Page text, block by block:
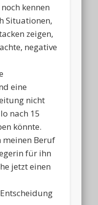
kennen
Situationen,
zeigen,
negative
eine
nicht
nach 15
könnte.
meinen Beruf
für ihn
jetzt einen